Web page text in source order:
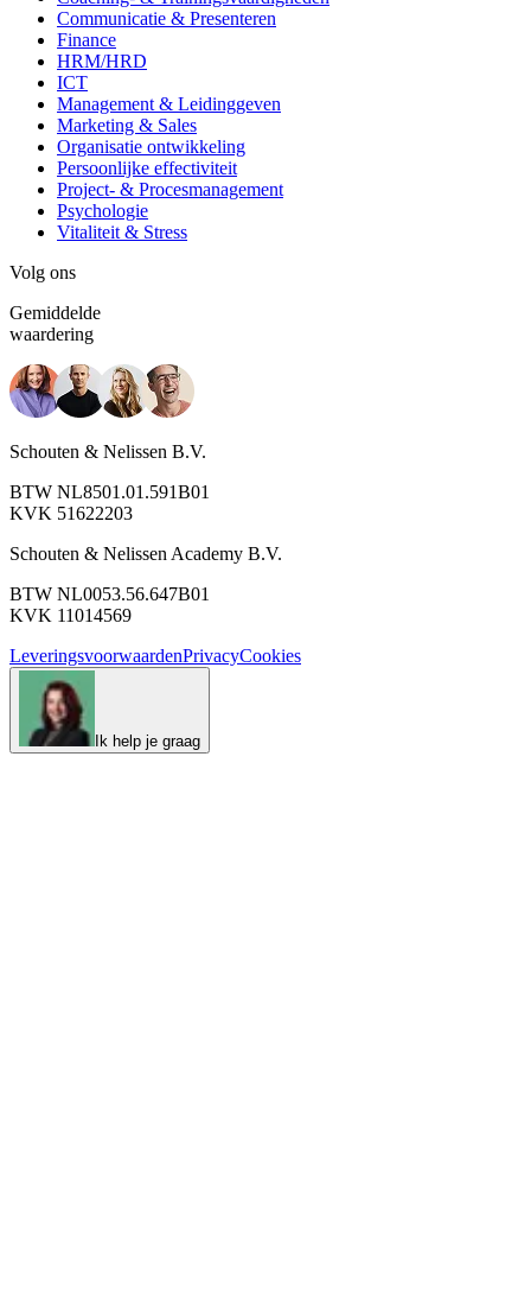
Communicatie & Presenteren
Finance
HRM/HRD
ICT
Management & Leidinggeven
Marketing & Sales
Organisatie ontwikkeling
Persoonlijke effectiviteit
Project- & Procesmanagement
Psychologie
Vitaliteit & Stress
Volg ons
Gemiddelde
waardering
Schouten & Nelissen B.V.
BTW NL8501.01.591B01
KVK 51622203
Schouten & Nelissen Academy B.V.
BTW NL0053.56.647B01
KVK 11014569
LeveringsvoorwaardenPrivacyCookies
Ik help je graag